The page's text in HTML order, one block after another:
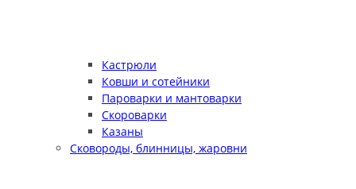
Кастрюли
Ковши и сотейники
Пароварки и мантоварки
Скороварки
Казаны
Сковороды, блинницы, жаровни